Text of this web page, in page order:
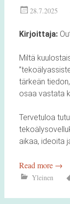
28.7.2025
Kirjoittaja:
Miltä
tärkeän
osaa vastata
Tervetuloa
aikaa, ideoita
Read more →
Yleinen